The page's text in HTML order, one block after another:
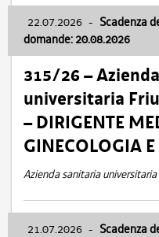
22.07.2026 - Scadenza
domande: 20.08.2026
315/26 –
universitaria
– DIRIGENTE
GINECOLOGIA
Azienda sanitaria
21.07.2026 - Scadenza